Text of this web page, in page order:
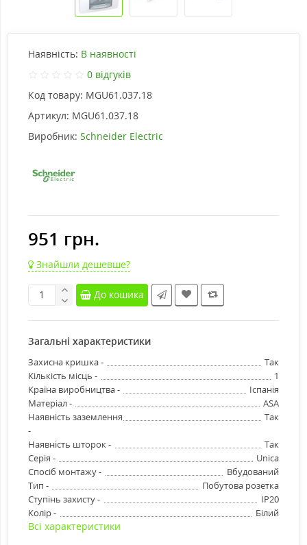
Наявність: В наявності
0 відгуків
Код товару: MGU61.037.18
Артикул: MGU61.037.18
Виробник: Schneider Electric
951 грн.
Знайшли дешевше?
До кошика
Загальні характеристики
Захисна кришка -
Так
Кількість місць -
1
Країна виробництва -
Іспанія
Матеріал -
ASA
Наявність заземлення
-
Так
Наявність шторок -
Так
Серія -
Unica
Спосіб монтажу -
Вбудований
Тип -
Побутова розетка
Ступінь захисту -
IP20
Колір -
Білий
Всі характеристики